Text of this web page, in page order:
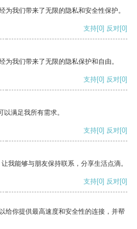
为我们带来了无限的隐私和安全性保护。
支持[0] 反对[0]
为我们带来了无限的隐私保护和自由。
支持[0] 反对[0]
满足我所有需求。
支持[0] 反对[0]
我能够与朋友保持联系，分享生活点滴。
支持[0] 反对[0]
给你提供最高速度和安全性的连接，并帮